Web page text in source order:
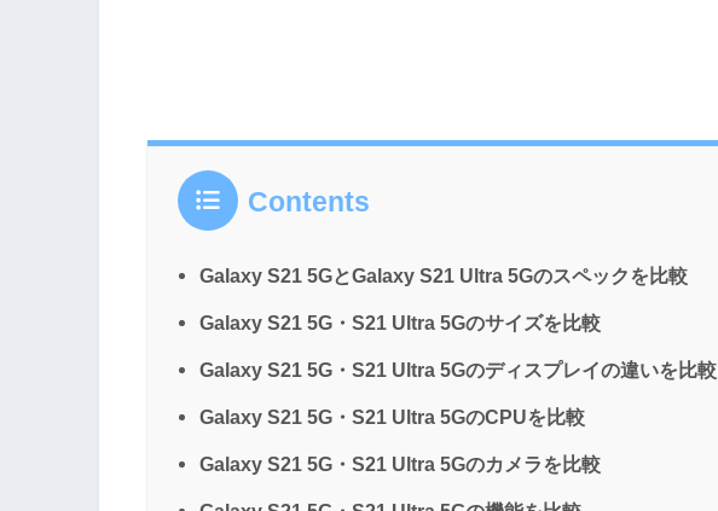
Contents
Galaxy S21 5GとGalaxy S21 Ultra 5Gのスペックを比較
Galaxy S21 5G・S21 Ultra 5Gのサイズを比較
Galaxy S21 5G・S21 Ultra 5Gのディスプレイの違いを比較
Galaxy S21 5G・S21 Ultra 5GのCPUを比較
Galaxy S21 5G・S21 Ultra 5Gのカメラを比較